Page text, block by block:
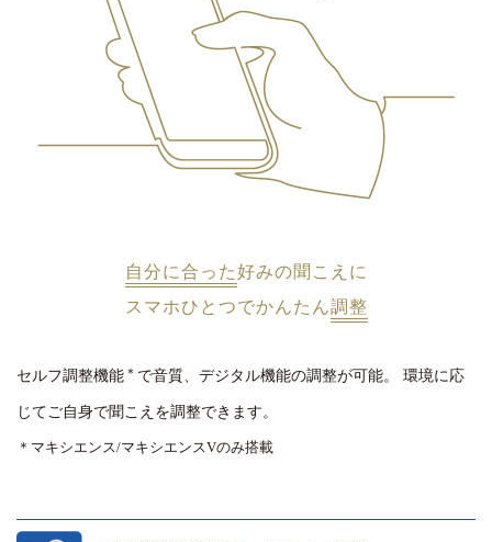
自分に合った好みの聞こえに
スマホひとつでかんたん調整
セルフ調整機能 ＊ で音質、デジタル機能の調整が可能。 環境に応
じてご自身で聞こえを調整できます。
＊マキシエンス/マキシエンスVのみ搭載